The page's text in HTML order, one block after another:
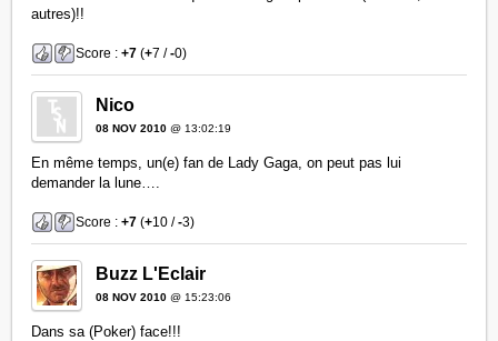
autres)!!
Score :+7 (+7 /-0)
Nico
08 NOV 2010 @ 13:02:19
En même temps, un(e) fan de Lady Gaga, on peut pas lui
demander la lune….
Score :+7 (+10 /-3)
Buzz L'Eclair
08 NOV 2010 @ 15:23:06
Dans sa (Poker) face!!!